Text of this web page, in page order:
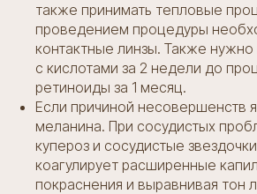
также принимать тепловые
проведением процедуры
контактные линзы. Также
с кислотами за 2 недели до
ретиноиды за 1 месяц.
Если причиной несовершенств
меланина. При сосудистых
купероз и сосудистые
коагулирует расширенные
покраснения и выравнивая тон